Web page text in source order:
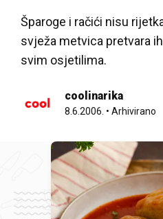
Šparoge i račići nisu
svježa metvica pretvara
svim osjetilima.
coolinarika
8.6.2006. • Arhivirano